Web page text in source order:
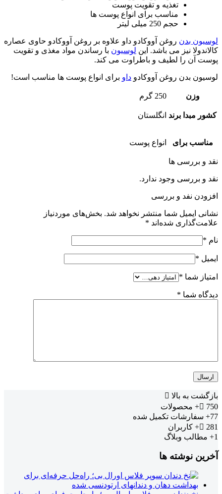
تغذیه و تقویت پوست
مناسب برای انواع پوست ها
حجم 250 میلی لیتر
لوسیون بدن روغن آووکادو داو علاوه بر روغن آووکادو حاوی عصاره
کالاندولا نیز می باشد. این لوسیون با رساندن مواد مغذی و تقویت
پوست آن را لطیف و باطراوت می کند.
لوسیون بدن روغن آووکادو داو برای انواع پوست ها مناسب است!
وزن 250 گرم
کشور مبدا برند انگلستان
مناسب برای انواع پوست
نقد و بررسی ها
نقد و بررسی وجود ندارد.
افزودن نفد و بررسی
نشانی ایمیل شما منتشر نخواهد شد. بخش‌های موردنیاز
علامت‌گذاری شده‌اند *
نام *
ایمیل *
امتیاز شما *
دیدگاه شما *
بازگشت به بالا
750+
محصولات
77+
سفارشات تکمیل شده
281+
کاربران
1+
مطالب وبلاگ
آخرین نوشته ها